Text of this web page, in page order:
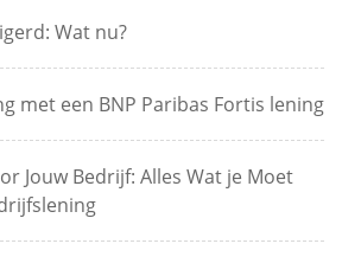
Wat nu?
met een BNP Paribas Fortis lening
Jouw Bedrijf: Alles Wat je Moet